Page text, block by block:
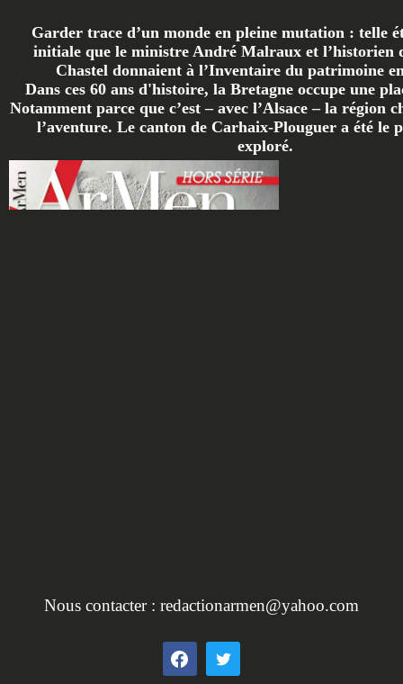
Garder trace d’un monde en pleine mutation : telle
initiale que le ministre André Malraux et l’historien
Chastel donnaient à l’Inventaire du patrimoine
Dans ces 60 ans d'histoire, la Bretagne occupe une
Notamment parce que c’est – avec l’Alsace – la région
l’aventure. Le canton de Carhaix-Plouguer a été le
exploré.
PATRIMOINE EN
Nous contacter : redactionarmen@yahoo.com